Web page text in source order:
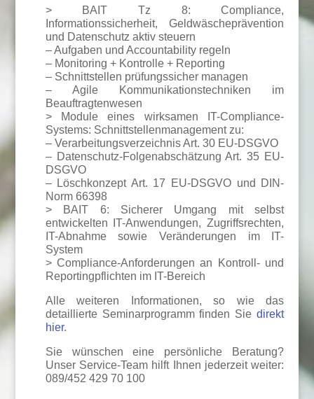
> BAIT Tz 8: Compliance,
Informationssicherheit, Geldwäscheprävention
und Datenschutz aktiv steuern
– Aufgaben und Accountability regeln
– Monitoring + Kontrolle + Reporting
– Schnittstellen prüfungssicher managen
– Agile Kommunikationstechniken im
Beauftragtenwesen
> Module eines wirksamen IT-Compliance-
Systems: Schnittstellenmanagement zu:
– Verarbeitungsverzeichnis Art. 30 EU-DSGVO
– Datenschutz-Folgenabschätzung Art. 35 EU-
DSGVO
– Löschkonzept Art. 17 EU-DSGVO und DIN-
Norm 66398
> BAIT 6: Sicherer Umgang mit selbst
entwickelten IT-Anwendungen, Zugriffsrechten,
IT-Abnahme sowie Veränderungen im IT-
System
> Compliance-Anforderungen an Kontroll- und
Reportingpflichten im IT-Bereich
Alle weiteren Informationen, so wie das
detaillierte Seminarprogramm finden Siedirekt
hier.
Sie wünschen eine persönliche Beratung?
Unser Service-Team hilft Ihnen jederzeit weiter:
089/452 429 70 100